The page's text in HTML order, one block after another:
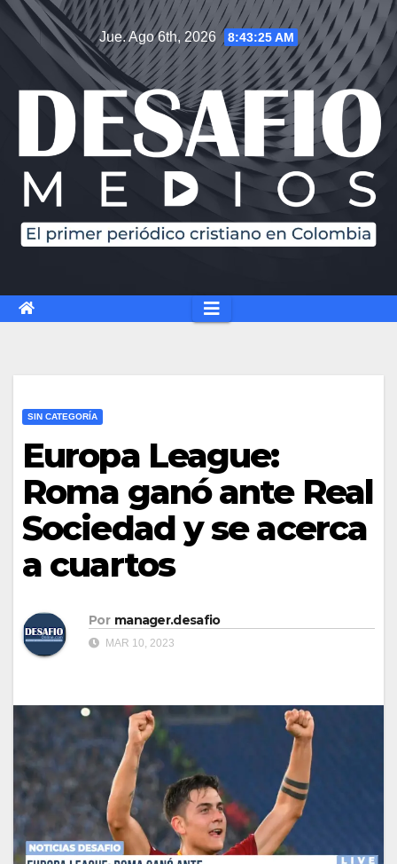
Jue. Ago 6th, 2026 8:43:26 AM
SIN CATEGORÍA
Europa League:
Roma ganó ante Real
Sociedad y se acerca
a cuartos
Por manager.desafio
MAR 10, 2023